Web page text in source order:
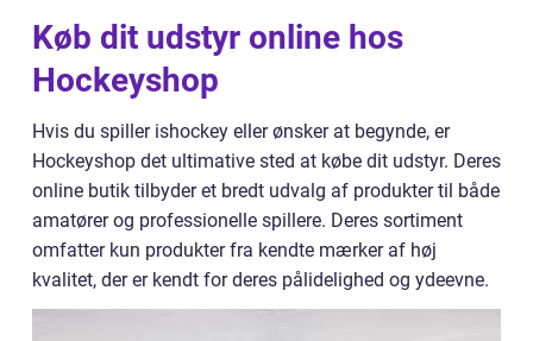
Køb dit udstyr online hos
Hockeyshop
Hvis du spiller ishockey eller ønsker at begynde, er
Hockeyshop det ultimative sted at købe dit udstyr. Deres
online butik tilbyder et bredt udvalg af produkter til både
amatører og professionelle spillere. Deres sortiment
omfatter kun produkter fra kendte mærker af høj
kvalitet, der er kendt for deres pålidelighed og ydeevne.